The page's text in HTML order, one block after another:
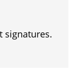
signatures.